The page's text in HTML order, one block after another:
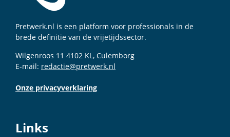
Pretwerk.nl is een platform voor professionals in de
brede definitie van de vrijetijdssector.
Wilgenroos 11 4102 KL, Culemborg
E-mail: redactie@pretwerk.nl
Onze privacyverklaring
Links